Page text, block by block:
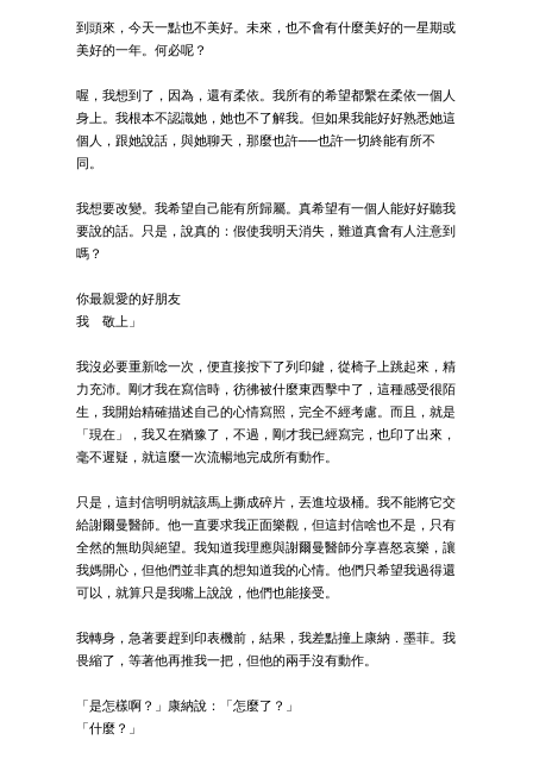
到頭來，今天一點也不美好。未來，也不會有什麼美好的一星期或
美好的一年。何必呢？
喔，我想到了，因為，還有柔依。我所有的希望都繫在柔依一個人
身上。我根本不認識她，她也不了解我。但如果我能好好熟悉她這
個人，跟她說話，與她聊天，那麼也許──也許一切終能有所不
同。
我想要改變。我希望自己能有所歸屬。真希望有一個人能好好聽我
要說的話。只是，說真的：假使我明天消失，難道真會有人注意到
嗎？
你最親愛的好朋友
我 敬上」
我沒必要重新唸一次，便直接按下了列印鍵，從椅子上跳起來，精
力充沛。剛才我在寫信時，彷彿被什麼東西擊中了，這種感受很陌
生，我開始精確描述自己的心情寫照，完全不經考慮。而且，就是
「現在」，我又在猶豫了，不過，剛才我已經寫完，也印了出來，
毫不遲疑，就這麼一次流暢地完成所有動作。
只是，這封信明明就該馬上撕成碎片，丟進垃圾桶。我不能將它交
給謝爾曼醫師。他一直要求我正面樂觀，但這封信啥也不是，只有
全然的無助與絕望。我知道我理應與謝爾曼醫師分享喜怒哀樂，讓
我媽開心，但他們並非真的想知道我的心情。他們只希望我過得還
可以，就算只是我嘴上說說，他們也能接受。
我轉身，急著要趕到印表機前，結果，我差點撞上康納．墨菲。我
畏縮了，等著他再推我一把，但他的兩手沒有動作。
「是怎樣啊？」康納說：「怎麼了？」
「什麼？」